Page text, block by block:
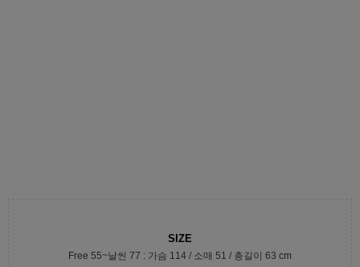
SIZE
Free 55~날씬 77 : 가슴 114 / 소매 51 / 총길이 63 cm